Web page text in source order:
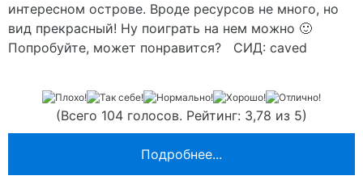
интересном острове. Вроде ресурсов не много, но
вид прекрасный! Ну поиграть на нем можно 🙂
Попробуйте, может понравится? СИД: caved
(Всего 104 голосов. Рейтинг: 3,78 из 5)
Подробнее...